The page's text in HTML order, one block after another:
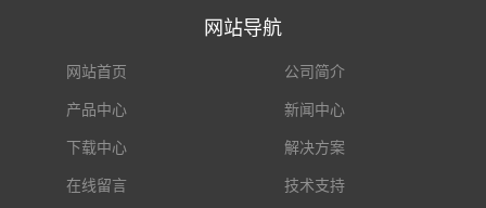
网站导航
网站首页 公司简介
产品中心 新闻中心
下载中心 解决方案
在线留言 技术支持